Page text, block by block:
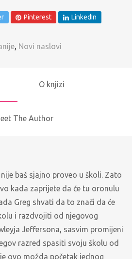
Pinterest LinkedIn
, Novi naslovi
O knjizi
The Author
baš sjajno proveo u školi. Zato
kada zaprijete da će tu oronulu
Greg shvati da to znači da će
i razdvojiti od njegovog
Jeffersona, sasvim promijeni
razred spasiti svoju školu od
ovo možda početak jednog